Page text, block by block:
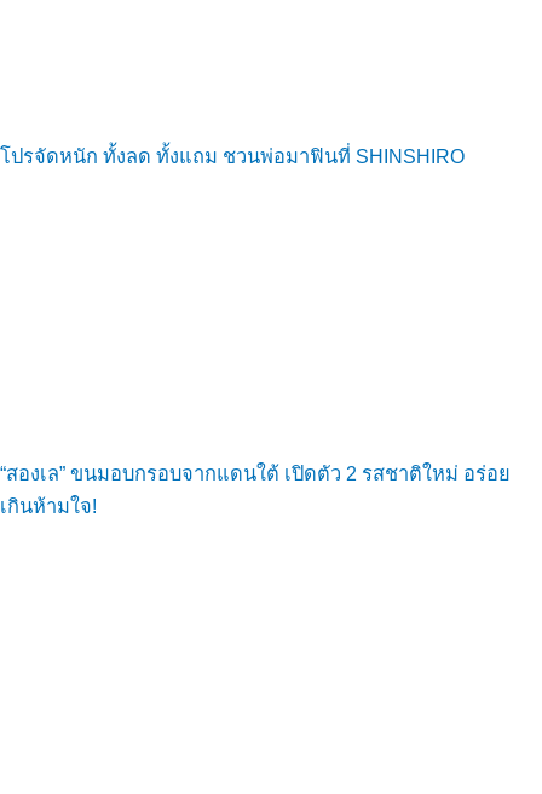
โปรจัดหนัก ทั้งลด ทั้งแถม ชวนพ่อมาฟินที่ SHINSHIRO
“สองเล” ขนมอบกรอบจากแดนใต้ เปิดตัว 2 รสชาติใหม่ อร่อย
เกินห้ามใจ!